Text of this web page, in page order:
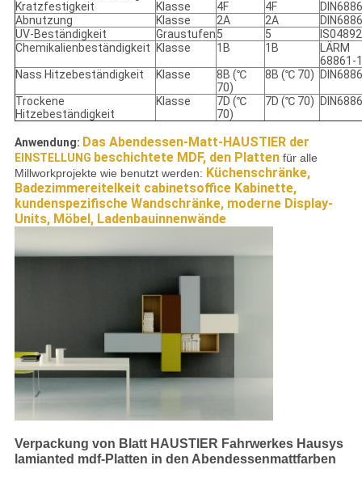
Kratzfestigkeit
Klasse 4F 4F
Abnutzung
Klasse 2A 2A
UV-Beständigkeit
Graustufen5 5
Chemikalienbeständigkeit
Klasse 1B 1B
LÄRM
68861-1
Nass Hitzebeständigkeit
Klasse
8B (℃
70)
8B (℃ 70)
Trockene
Hitzebeständigkeit
Klasse
7D (℃
70)
7D (℃ 70)
Anwendung: Das Abendessen-Matt-HAUSTIER der
EINSTELLUNG beschichtete MDF, den Plattenfür alle
Millworkprojekte wie benutzt werden: Küchenschränke,
Badezimmereitelkeit cabinetsoffice Kabinette,
kundenspezifische Wandschränke, moderne Display-
Units, Möbel, Ladenbauinnenwände
Verpackung von Blatt HAUSTIER Fahrwerkes Hausys
lamianted mdf-Platten in den Abendessenmattfarben